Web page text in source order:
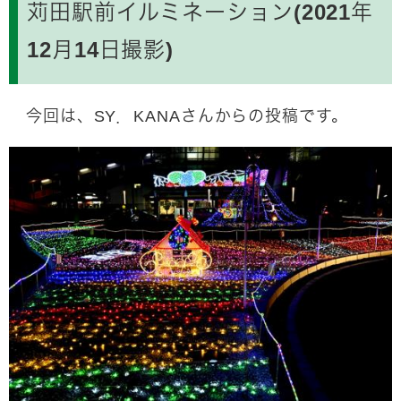
苅田駅前イルミネーション(2021年
12月14日撮影)
今回は、SY．KANAさんからの投稿です。